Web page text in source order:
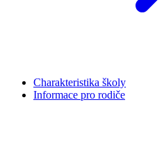
Charakteristika školy
Informace pro rodiče